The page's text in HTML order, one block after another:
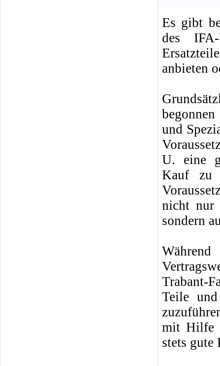
Es gibt
des
anbieten
und
U. eine
Kauf zu
nicht nur
sondern
Trabant-
Teile und
mit Hilfe
stets gute